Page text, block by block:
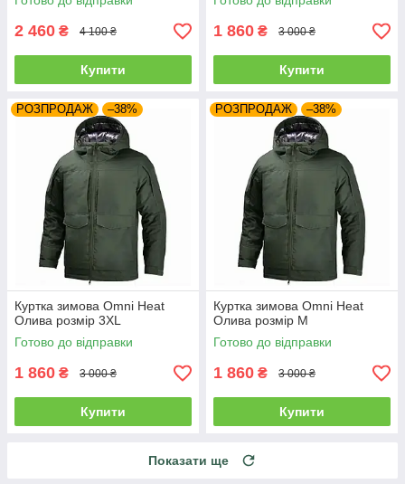
2 460 ₴ 4 100 ₴
Купити
1 860 ₴ 3 000 ₴
Купити
РОЗПРОДАЖ –38%
Куртка зимова Omni Heat
Олива розмір 3XL
Готово до відправки
1 860 ₴ 3 000 ₴
Купити
РОЗПРОДАЖ –38%
Куртка зимова Omni Heat
Олива розмір M
Готово до відправки
1 860 ₴ 3 000 ₴
Купити
Показати ще